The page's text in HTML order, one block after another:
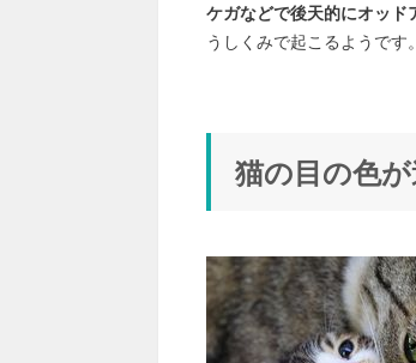
ケガなどで後天的にオッド
うしくみで起こるようです。
猫の目の色